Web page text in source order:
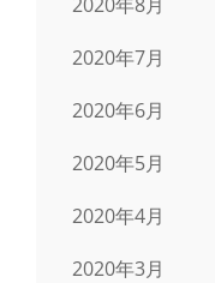
2020年7月
2020年6月
2020年5月
2020年4月
2020年3月